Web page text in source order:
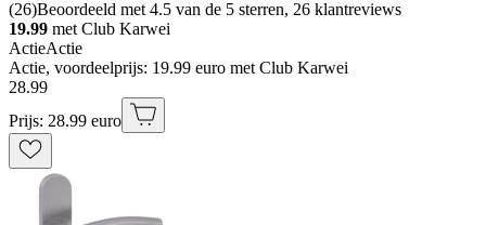
(26)Beoordeeld met 4.5 van de 5 sterren, 26 klantreviews
19.99 met Club Karwei
ActieActie
Actie, voordeelprijs: 19.99 euro met Club Karwei
28.99
Prijs: 28.99 euro